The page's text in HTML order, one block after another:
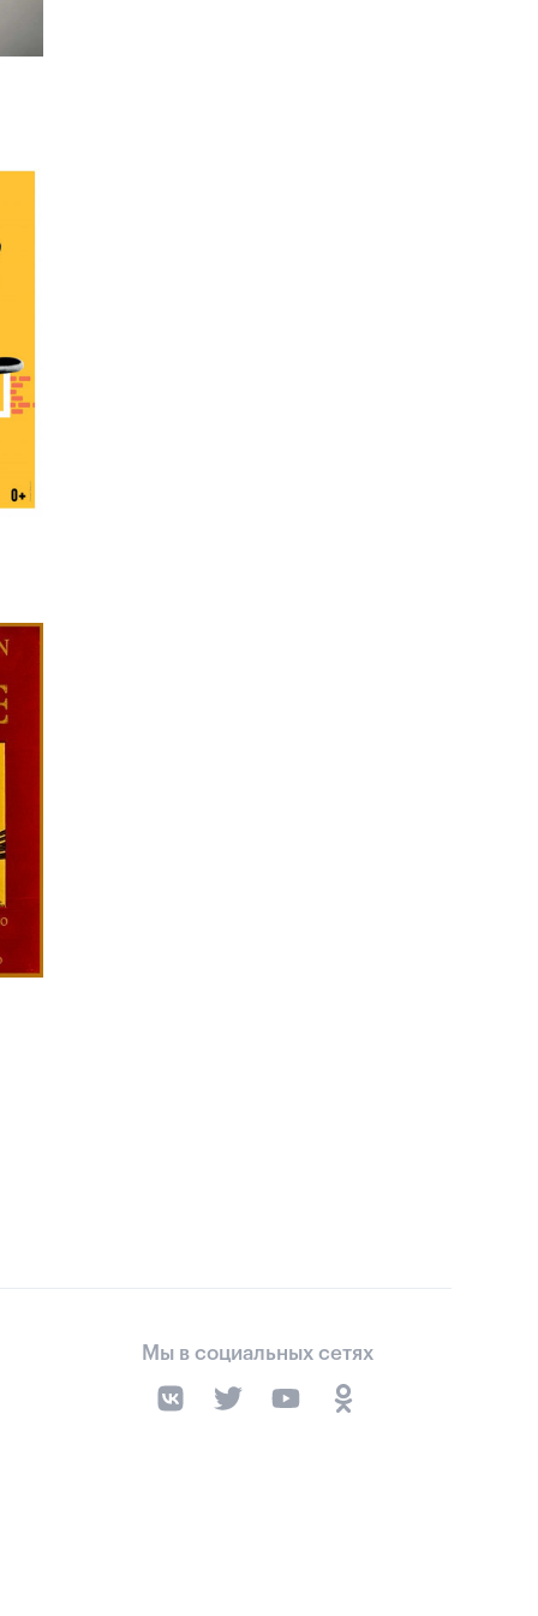
Мы в социальных сетях